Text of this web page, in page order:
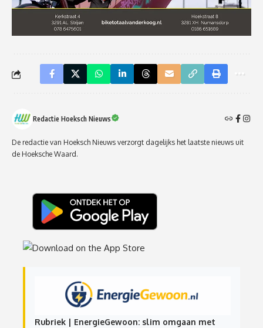
Redactie Hoeksch Nieuws
De redactie van Hoeksch Nieuws verzorgt dagelijks het laatste nieuws uit
de Hoeksche Waard.
Rubriek | EnergieGewoon: slim omgaan met